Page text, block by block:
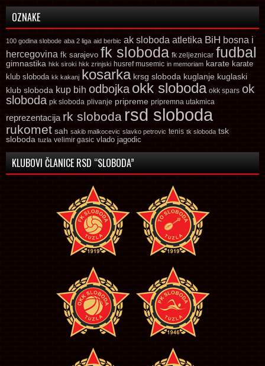
OZNAKE
100 godina slobode aba 2 liga aid berbic ak sloboda atletika BiH bosna i
hercegovina fk sarajevo fk sloboda fk zeljeznicar fudbal
gimnastika hkk siroki hkk zrinjski husref musemic in memoriam karate karate
klub sloboda kk kakanj kosarka krsg sloboda kuglanje kuglaski
klub sloboda kup bih odbojka okk sloboda okk spars ok
sloboda pk sloboda plivanje pripreme pripremna utakmica
reprezentacija rk sloboda rsd sloboda
rukomet sah sakib malkocevic slavko petrovic tenis tk sloboda tsk
sloboda tuzla velimir gasic vlado jagodic
KLUBOVI ČLANICE RSD “SLOBODA”